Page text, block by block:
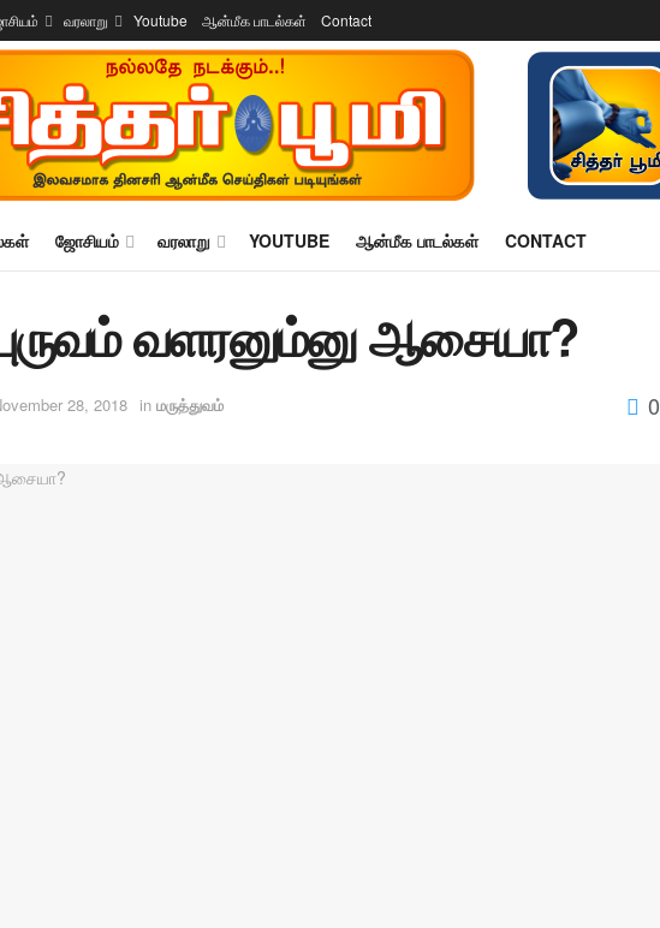
வரலாறு Youtube ஆன்மீக பாடல்கள் Contact
ஜோசியம் வரலாறு YOUTUBE ஆன்மீக பாடல்கள் CONTACT
வளரனும்னு ஆசையா?
28, 2018 in மருத்துவம் 0